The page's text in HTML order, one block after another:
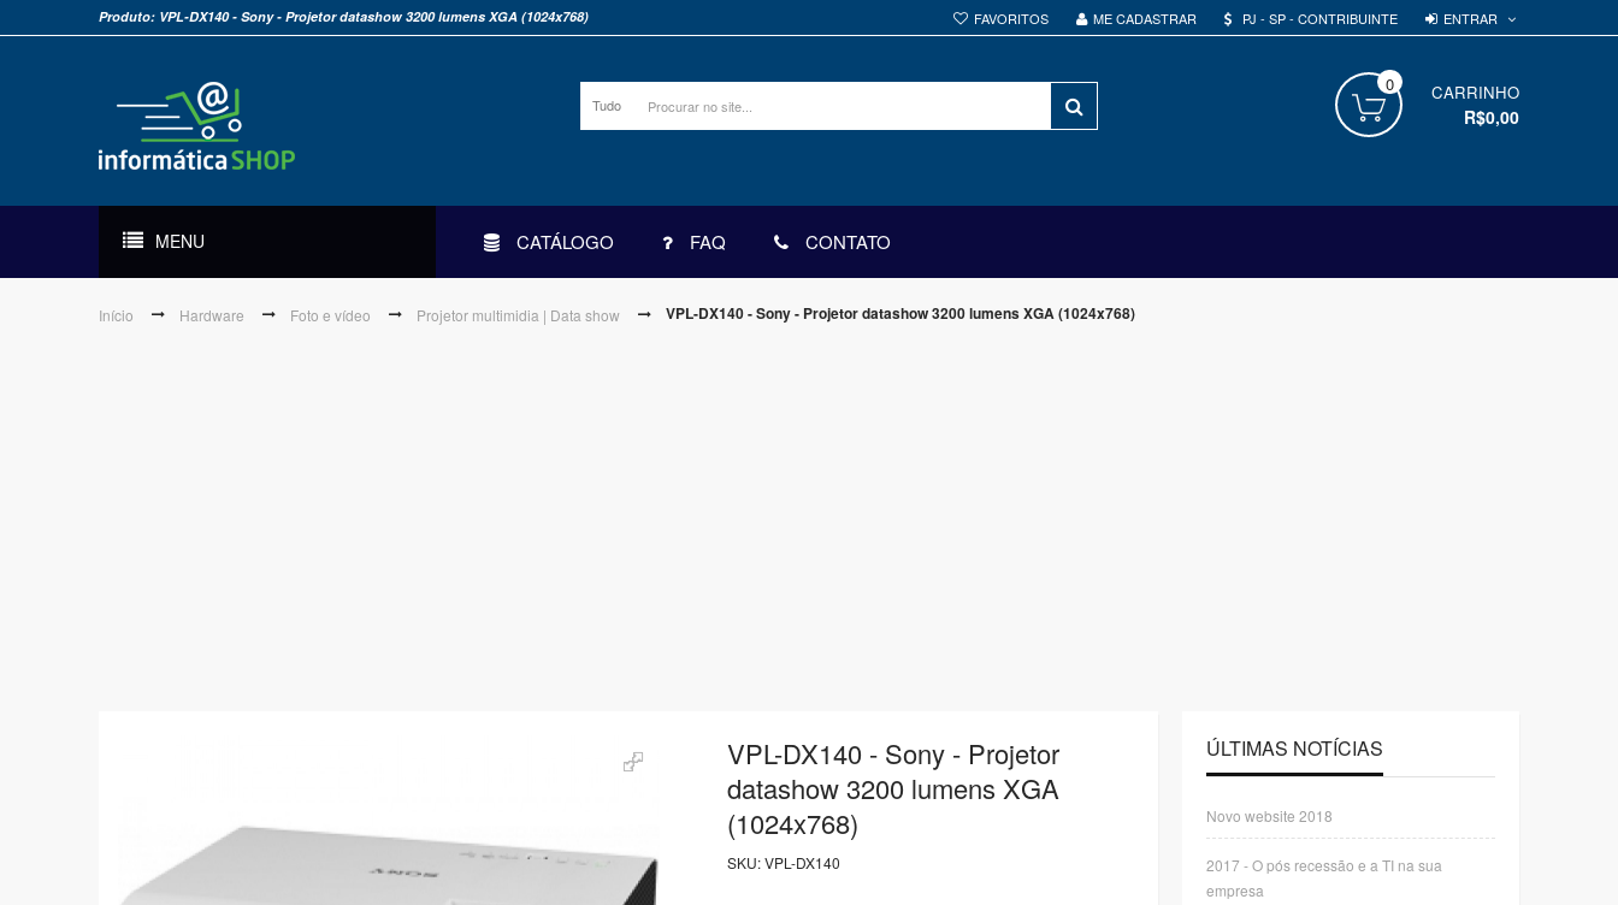
FAVORITOS ME CADASTRAR PJ - SP - CONTRIBUINTE ENTRAR
Produto: VPL-DX140 - Sony - Projetor datashow 3200 lumens XGA (1024x768)
Tudo
CARRINHO
0
R$0,00
MENU CATÁLOGO FAQ CONTATO
Início Hardware Foto e vídeo Projetor multimidia | Data show VPL-DX140 - Sony - Projetor datashow 3200 lumens XGA (1024x768)
VPL-DX140 - Sony - Projetor
datashow 3200 lumens XGA
(1024x768)
SKU:VPL-DX140
ÚLTIMAS NOTÍCIAS
Novo website 2018
2017 - O pós recessão e a TI na sua
empresa